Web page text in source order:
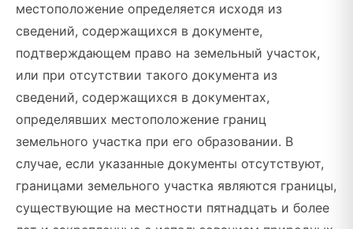
местоположение определяется исходя из
сведений, содержащихся в документе,
подтверждающем право на земельный участок,
или при отсутствии такого документа из
сведений, содержащихся в документах,
определявших местоположение границ
земельного участка при его образовании. В
случае, если указанные документы отсутствуют,
границами земельного участка являются границы,
существующие на местности пятнадцать и более